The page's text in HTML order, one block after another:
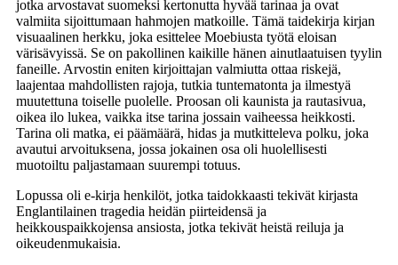
jotka arvostavat suomeksi kertonutta hyvää tarinaa ja ovat
valmiita sijoittumaan hahmojen matkoille. Tämä taidekirja kirjan
visuaalinen herkku, joka esittelee Moebiusta työtä eloisan
värisävyissä. Se on pakollinen kaikille hänen ainutlaatuisen tyylin
faneille. Arvostin eniten kirjoittajan valmiutta ottaa riskejä,
laajentaa mahdollisten rajoja, tutkia tuntematonta ja ilmestyä
muutettuna toiselle puolelle. Proosan oli kaunista ja rautasivua,
oikea ilo lukea, vaikka itse tarina jossain vaiheessa heikkosti.
Tarina oli matka, ei päämäärä, hidas ja mutkitteleva polku, joka
avautui arvoituksena, jossa jokainen osa oli huolellisesti
muotoiltu paljastamaan suurempi totuus.
Lopussa oli e-kirja henkilöt, jotka taidokkaasti tekivät kirjasta
Englantilainen tragedia heidän piirteidensä ja
heikkouspaikkojensa ansiosta, jotka tekivät heistä reiluja ja
oikeudenmukaisia.